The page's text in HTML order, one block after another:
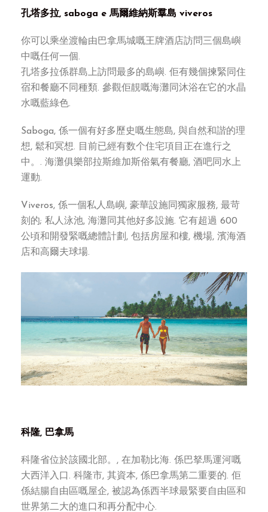
孔塔多拉, saboga e 馬爾維納斯羣島 viveros
你可以乘坐渡輪由巴拿馬城嘅王牌酒店訪問三個島嶼
中嘅任何一個.
孔塔多拉係群島上訪問最多的島嶼. 佢有幾個揀緊同住
宿和餐廳不同種類. 參觀佢靚嘅海灘同沐浴在它的水晶
水嘅藍綠色.
Saboga, 係一個有好多歷史嘅生態島, 與自然和諧的理
想, 鬆和冥想. 目前已經有数个住宅項目正在進行之
中。. 海灘俱樂部拉斯維加斯俗氣有餐廳, 酒吧同水上
運動.
Viveros, 係一個私人島嶼, 豪華設施同獨家服務, 最苛
刻的; 私人泳池, 海灘同其他好多設施. 它有超過 600
公頃和開發緊嘅總體計劃, 包括房屋和樓, 機場, 濱海酒
店和高爾夫球場.
科隆, 巴拿馬
科隆省位於該國北部。, 在加勒比海. 係巴拏馬運河嘅
大西洋入口. 科隆市, 其資本, 係巴拿馬第二重要的. 佢
係結腸自由區嘅屋企, 被認為係西半球最緊要自由區和
世界第二大的進口和再分配中心.